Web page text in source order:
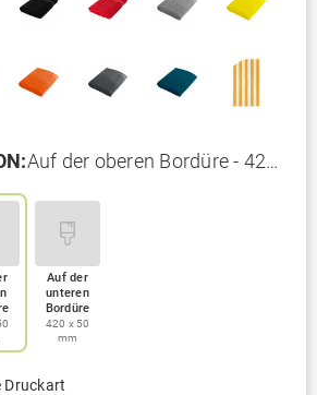
Auf der oberen Bordüre - 420
Auf der
unteren
Bordüre
420 x 50
mm
Druckart